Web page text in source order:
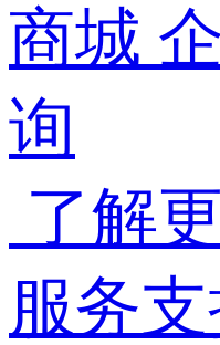
商城
询
了解
服务